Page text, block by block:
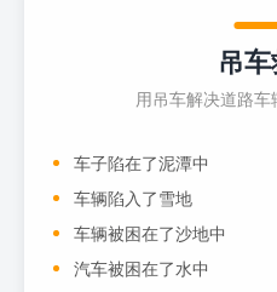
吊
用吊车解决道路
车子陷在了泥潭中
车辆陷入了雪地
车辆被困在了沙地中
汽车被困在了水中